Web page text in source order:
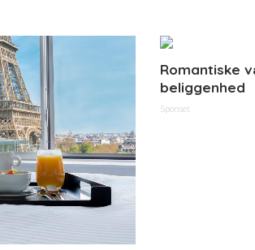
Romantiske
beliggenhed
Sponset